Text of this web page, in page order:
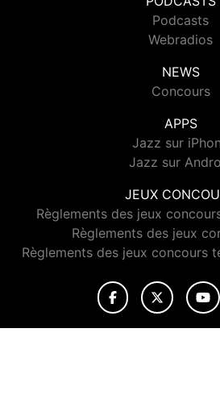
Podcasts
Webradios
NEWS
Concours
APPS
Jazz sur
Jazz sur
JEUX
Règlements des jeux
Règlements des jeux
Règlements des jeux concours